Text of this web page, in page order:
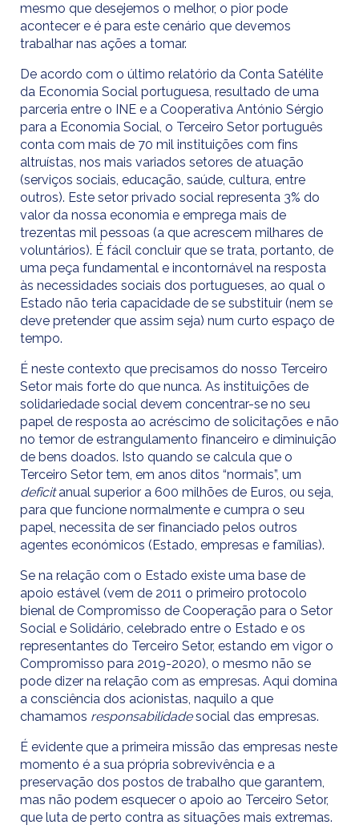
mesmo que desejemos o melhor, o pior pode
acontecer e é para este cenário que devemos
trabalhar nas ações a tomar.
De acordo com o último relatório da Conta Satélite
da Economia Social portuguesa, resultado de uma
parceria entre o INE e a Cooperativa António Sérgio
para a Economia Social, o Terceiro Setor português
conta com mais de 70 mil instituições com fins
altruístas, nos mais variados setores de atuação
(serviços sociais, educação, saúde, cultura, entre
outros). Este setor privado social representa 3% do
valor da nossa economia e emprega mais de
trezentas mil pessoas (a que acrescem milhares de
voluntários). É fácil concluir que se trata, portanto, de
uma peça fundamental e incontornável na resposta
às necessidades sociais dos portugueses, ao qual o
Estado não teria capacidade de se substituir (nem se
deve pretender que assim seja) num curto espaço de
tempo.
É neste contexto que precisamos do nosso Terceiro
Setor mais forte do que nunca. As instituições de
solidariedade social devem concentrar-se no seu
papel de resposta ao acréscimo de solicitações e não
no temor de estrangulamento financeiro e diminuição
de bens doados. Isto quando se calcula que o
Terceiro Setor tem, em anos ditos “normais”, um
deficitanual superior a 600 milhões de Euros, ou seja,
para que funcione normalmente e cumpra o seu
papel, necessita de ser financiado pelos outros
agentes económicos (Estado, empresas e famílias).
Se na relação com o Estado existe uma base de
apoio estável (vem de 2011 o primeiro protocolo
bienal de Compromisso de Cooperação para o Setor
Social e Solidário, celebrado entre o Estado e os
representantes do Terceiro Setor, estando em vigor o
Compromisso para 2019-2020), o mesmo não se
pode dizer na relação com as empresas. Aqui domina
a consciência dos acionistas, naquilo a que
chamamos responsabilidadesocial das empresas.
É evidente que a primeira missão das empresas neste
momento é a sua própria sobrevivência e a
preservação dos postos de trabalho que garantem,
mas não podem esquecer o apoio ao Terceiro Setor,
que luta de perto contra as situações mais extremas.